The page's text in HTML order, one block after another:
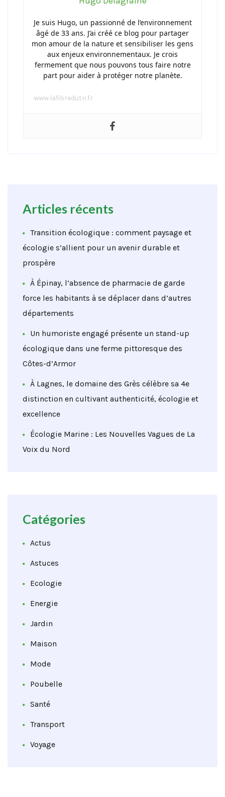
Je suis Hugo, un passionné de l’environnement
âgé de 33 ans. J’ai créé ce blog pour partager
mon amour de la nature et sensibiliser les gens
aux enjeux environnementaux. Je crois
fermement que nous pouvons tous faire notre
part pour aider à protéger notre planète.
www.lafibredutri.fr
Articles récents
Transition écologique : comment paysage et
écologie s’allient pour un avenir durable et
prospère
À Épinay, l’absence de pharmacie de garde
force les habitants à se déplacer dans d’autres
départements
Un humoriste engagé présente un stand-up
écologique dans une ferme pittoresque des
Côtes-d’Armor
À Lagnes, le domaine des Grès célèbre sa 4e
distinction en cultivant authenticité, écologie et
excellence
Écologie Marine : Les Nouvelles Vagues de La
Voix du Nord
Catégories
Actus
Astuces
Ecologie
Energie
Jardin
Maison
Mode
Poubelle
Santé
Transport
Voyage